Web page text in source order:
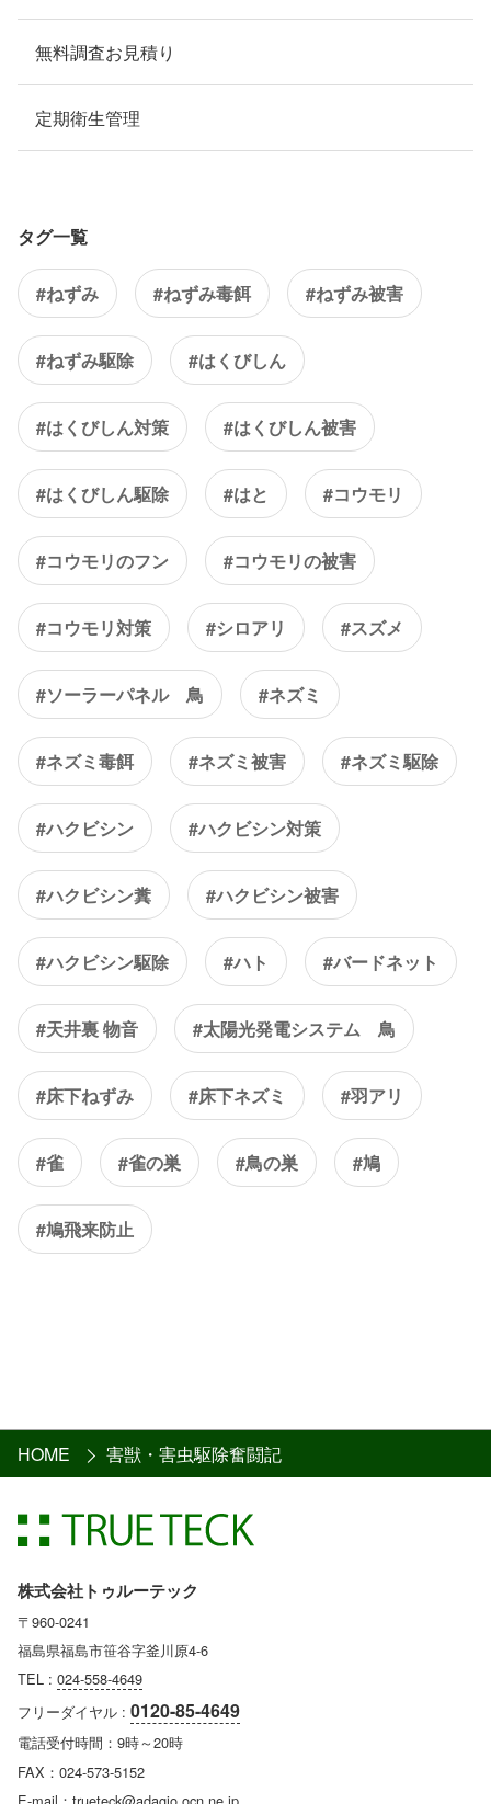
無料調査お見積り
定期衛生管理
タグ一覧
#ねずみ #ねずみ毒餌 #ねずみ被害
#ねずみ駆除 #はくびしん
#はくびしん対策 #はくびしん被害
#はくびしん駆除 #はと #コウモリ
#コウモリのフン #コウモリの被害
#コウモリ対策 #シロアリ #スズメ
#ソーラーパネル 鳥 #ネズミ
#ネズミ毒餌 #ネズミ被害 #ネズミ駆除
#ハクビシン #ハクビシン対策
#ハクビシン糞 #ハクビシン被害
#ハクビシン駆除 #ハト #バードネット
#天井裏 物音 #太陽光発電システム 鳥
#床下ねずみ #床下ネズミ #羽アリ
#雀 #雀の巣 #鳥の巣 #鳩
#鳩飛来防止
HOME 害獣・害虫駆除奮闘記
株式会社トゥルーテック
〒960-0241
福島県福島市笹谷字釜川原4-6
TEL : 024-558-4649
フリーダイヤル : 0120-85-4649
電話受付時間：9時～20時
FAX：024-573-5152
E-mail：trueteck@adagio.ocn.ne.jp